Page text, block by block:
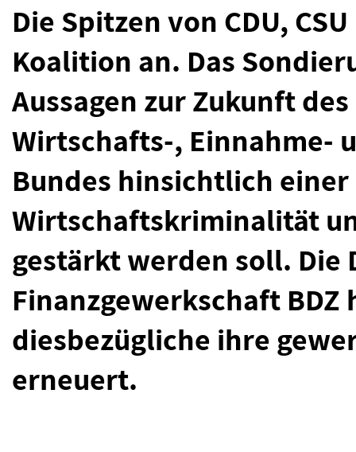
Die Spitzen von CDU,
Koalition an. Das
Aussagen zur Zukunft
Wirtschafts-, Einnahme-
Bundes hinsichtlich
Wirtschaftskriminalität
gestärkt werden soll. Die
Finanzgewerkschaft BDZ
diesbezügliche ihre
erneuert.